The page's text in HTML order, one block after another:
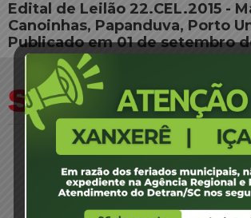
Edital de Leilão 22.CEL.2015 -
Canoinhas, Papanduva, Porto
Publicado em 01 de setembro